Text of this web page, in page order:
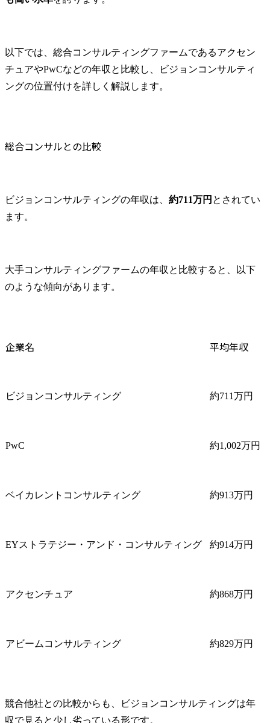
以下では、総合コンサルティングファームであるアクセン
チュアやPwCなどの年収と比較し、ビジョンコンサルティ
ングの位置付けを詳しく解説します。
総合コンサルとの比較
ビジョンコンサルティングの年収は、 約711万円 とされてい
ます。
大手コンサルティングファームの年収と比較すると、以下
のような傾向があります。
企業名 平均年収
ビジョンコンサルティング 約711万円
PwC 約1,002万円
ベイカレントコンサルティング 約913万円
EYストラテジー・アンド・コンサルティング 約914万円
アクセンチュア 約868万円
アビームコンサルティング 約829万円
競合他社との比較からも、ビジョンコンサルティングは年
収で見ると少し劣っている形です。